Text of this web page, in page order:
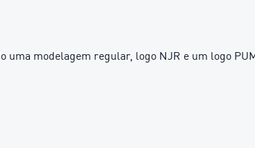
modelagem regular, logo NJR e um logo